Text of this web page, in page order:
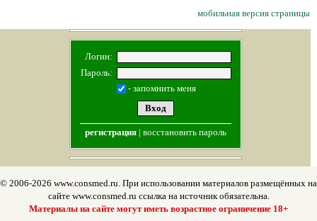
мобильная версия страницы
Логин:
Пароль:
- запомнить меня
регистрация| восстановить пароль
© 2006-2026 www.consmed.ru. При использовании материалов размещённых на
сайте www.consmed.ru ссылка на источник обязательна.
Материалы на сайте могут иметь возрастное ограничение 18+